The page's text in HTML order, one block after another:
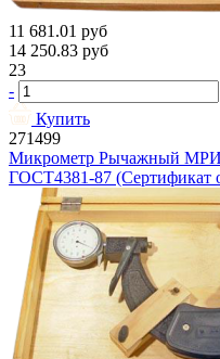
11 681.01 руб
14 250.83 руб
23
-
Купить
271499
Микрометр Рычажный
ГОСТ4381-87 (Сертификат